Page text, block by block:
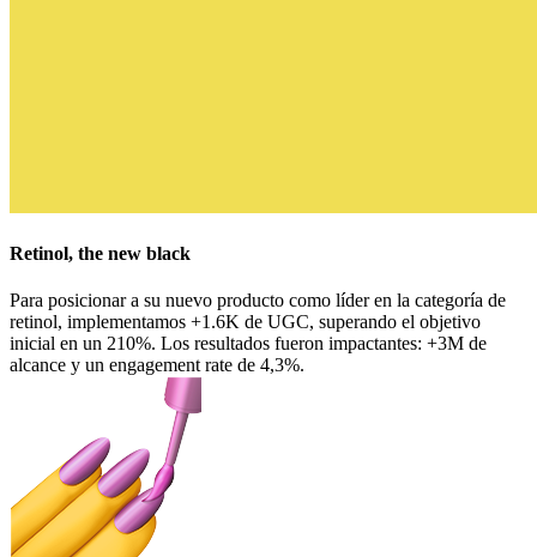
Retinol, the new black
Para posicionar a su nuevo producto como líder en la categoría de
retinol, implementamos +1.6K de UGC, superando el objetivo
inicial en un 210%. Los resultados fueron impactantes: +3M de
alcance y un engagement rate de 4,3%.